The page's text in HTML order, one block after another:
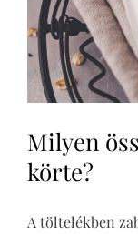
Milyen
körte?
A töltelékben